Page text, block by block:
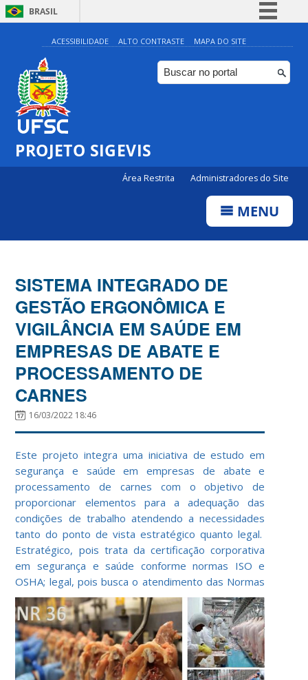
BRASIL
Simplifique!
Comunica BR
Participe
ACESSIBILIDADE ALTO CONTRASTE MAPA DO SITE
PROJETO SIGEVIS
Área Restrita Administradores do Site
MENU
SISTEMA INTEGRADO DE
GESTÃO ERGONÔMICA E
VIGILÂNCIA EM SAÚDE EM
EMPRESAS DE ABATE E
PROCESSAMENTO DE
CARNES
16/03/2022 18:46
Este projeto integra uma iniciativa de estudo em
segurança e saúde em empresas de abate e
processamento de carnes com o objetivo de
proporcionar elementos para a adequação das
condições de trabalho atendendo a necessidades
tanto do ponto de vista estratégico quanto legal.
Estratégico, pois trata da certificação corporativa
em segurança e saúde conforme normas ISO e
OSHA; legal, pois busca o atendimento das Normas